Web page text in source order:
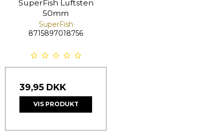
SuperFish Luftsten
50mm
SuperFish
8715897018756
39,95 DKK
VIS PRODUKT